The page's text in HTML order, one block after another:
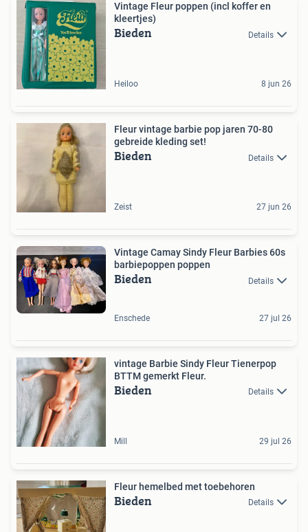
Vintage Fleur poppen (incl koffer en
kleertjes)
Bieden Details
Heiloo 8 jun 26
Fleur vintage barbie pop jaren 70-80
gebreide kleding set!
Bieden Details
Zeist 27 jun 26
Vintage Camay Sindy Fleur Barbies 60s
barbiepoppen poppen
Bieden Details
Enschede 27 jul 26
vintage Barbie Sindy Fleur Tienerpop
BTTM gemerkt Fleur.
Bieden Details
Mill 29 jul 26
Fleur hemelbed met toebehoren
Bieden Details